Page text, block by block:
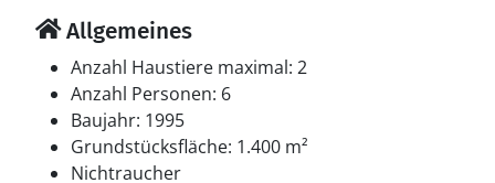
Schlafplätze in Doppelbetten.
Multimedien
In der Ferienunterkunft gibt es einen Fernseher. 1
Smart-TV. 1 Apple-TV. 1-3 dänische Fernsehsender.
Mindestens 4 deutsche Fernsehsender. Es steht
kabellose Internetverbindung zur Verfügung.
Allgemeines
Anzahl Haustiere maximal: 2
Anzahl Personen: 6
Baujahr: 1995
Grundstücksfläche: 1.400 m²
Nichtraucher